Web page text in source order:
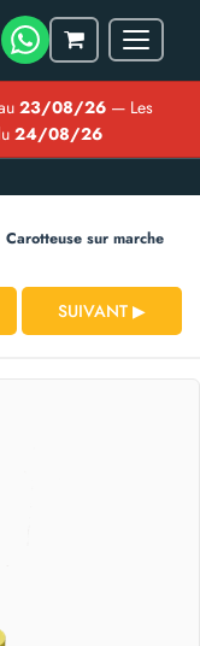
Mon
Menu
23/08/26— Les
24/08/26
Carotteuse sur marche
SUIVANT ▶